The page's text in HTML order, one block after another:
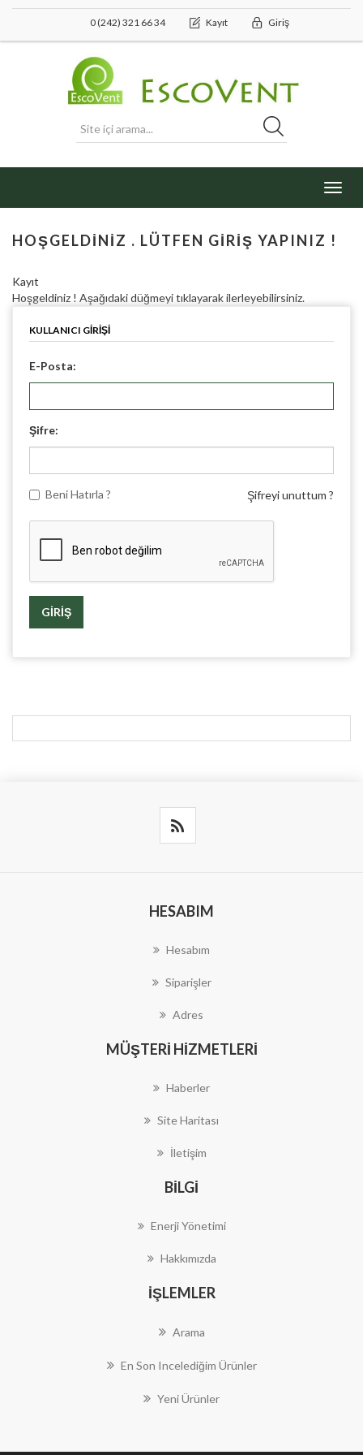
0 (242) 321 66 34 Kayıt Giriş
HOŞGELDINIZ . LÜTFEN GIRIŞ YAPINIZ !
Kayıt
Hoşgeldiniz ! Aşağıdaki düğmeyi tıklayarak ilerleyebilirsiniz.
KULLANICI GIRIŞI
E-Posta:
Şifre:
Beni Hatırla ? Şifreyi unuttum ?
HESABIM
Hesabım
Siparişler
Adres
MÜŞTERI HIZMETLERI
Haberler
Site Haritası
İletişim
BILGI
Enerji Yönetimi
Hakkımızda
İŞLEMLER
Arama
En Son Incelediğim Ürünler
Yeni Ürünler